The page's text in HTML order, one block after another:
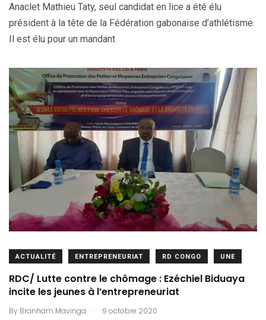
Anaclet Mathieu Taty, seul candidat en lice a été élu
président à la tête de la Fédération gabonaise d’athlétisme.
Il est élu pour un mandant
ACTUALITÉ ENTREPRENEURIAT RD CONGO UNE
RDC/ Lutte contre le chômage : Ezéchiel Biduaya
incite les jeunes à l’entrepreneuriat
By Branham Mavinga . 9 octobre 2020